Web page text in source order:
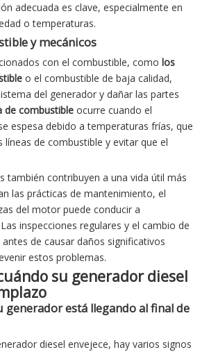
adecuada es clave, especialmente en
o temperaturas.
y mecánicos
con el combustible, como los
o el combustible de baja calidad,
del generador y dañar las partes
de combustible ocurre cuando el
espesa debido a temperaturas frías, que
líneas de combustible y evitar que el
también contribuyen a una vida útil más
las prácticas de mantenimiento, el
del motor puede conducir a
inspecciones regulares y el cambio de
de causar daños significativos
estos problemas.
su generador diesel
generador está llegando al final de
diesel envejece, hay varios signos